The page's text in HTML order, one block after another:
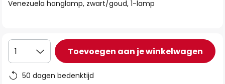
gallerij
Venezuela hanglamp, zwart/goud, 1-lamp
1 Toevoegen aan je winkelwagen
50 dagen bedenktijd